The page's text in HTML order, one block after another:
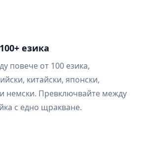
езика
повече от 100 езика,
китайски, японски,
немски. Превключвайте между
с едно щракване.